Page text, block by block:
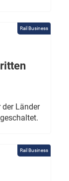
Rail Business
Länder
Rail Business